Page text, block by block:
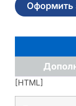
Оформить
[HTML]